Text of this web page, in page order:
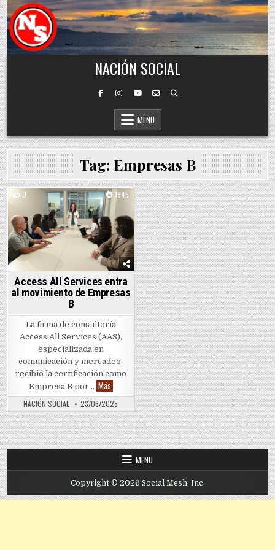
Skip to content
NACIÓN SOCIAL
MENU
Tag: Empresas B
0 1645
Posted in
Access All Services entra
al movimiento de Empresas
B
La firma de consultoría
Access All Services (AAS),
especializada en
comunicación y mercadeo,
recibió la certificación como
Empresa B por… MásAccess All Services entra al movimiento de
NACIÓN SOCIAL 23/06/2025
MENU
Copyright © 2026 Social Mesh, Inc.